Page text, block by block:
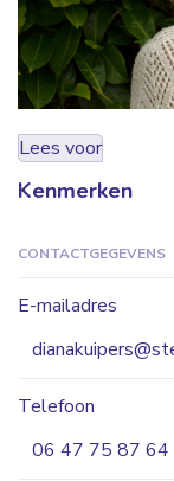
Lees voor
Kenmerken
CONTACTGEGEVENS
E-mailadres
Telefoon
06 47 75 87 64